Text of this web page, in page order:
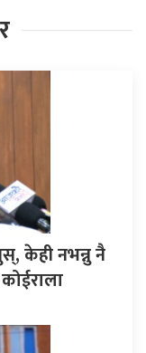
केही नभन्नु नै